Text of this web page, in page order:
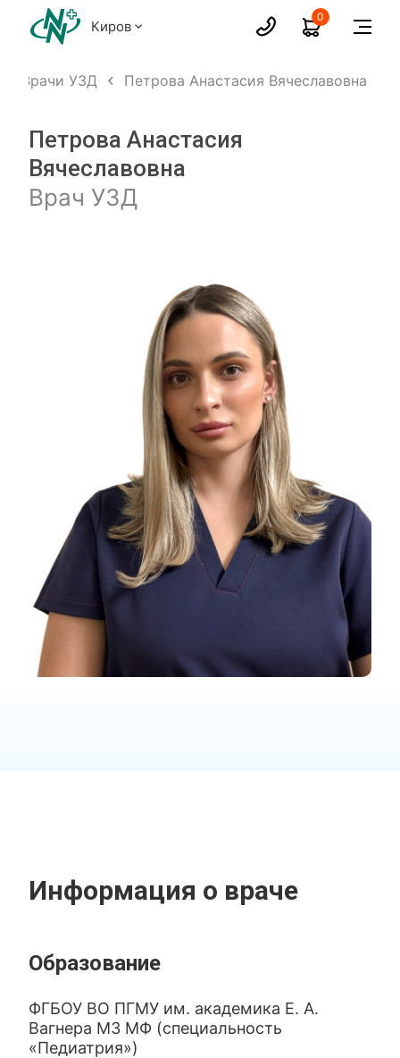
Киров
0
Врачи УЗД Петрова Анастасия Вячеславовна
Петрова Анастасия
Вячеславовна
Врач УЗД
Информация о враче
Образование
ФГБОУ ВО ПГМУ им. академика Е. А.
Вагнера МЗ МФ (специальность
«Педиатрия»)